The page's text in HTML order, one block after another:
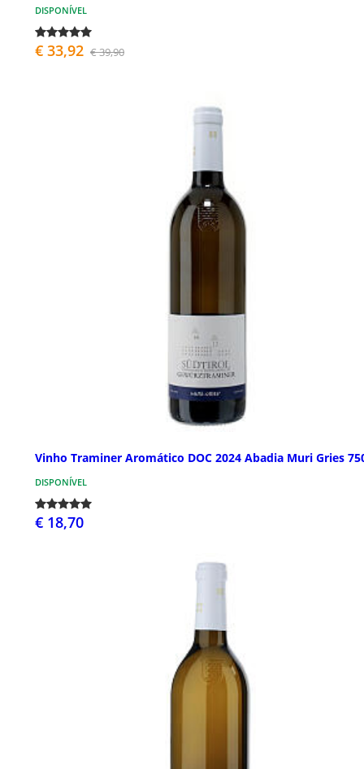
DISPONÍVEL
€ 33,92 € 39,90
Vinho Traminer Aromático DOC 2024 Abadia Muri Gries
DISPONÍVEL
€ 18,70